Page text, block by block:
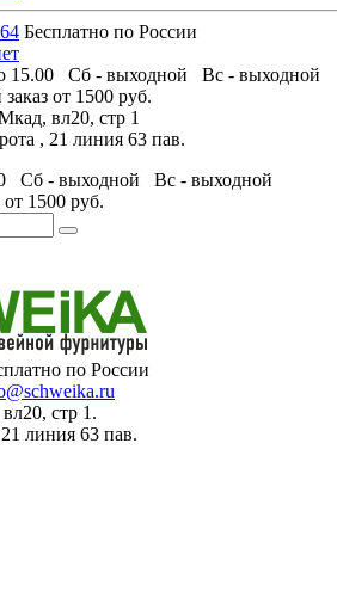
Бесплатно по России
15.00 Сб - выходной Вс - выходной
от 1500 руб.
вл20, стр 1
, 21 линия 63 пав.
Сб - выходной Вс - выходной
от 1500 руб.
по России
стр 1.
линия 63 пав.